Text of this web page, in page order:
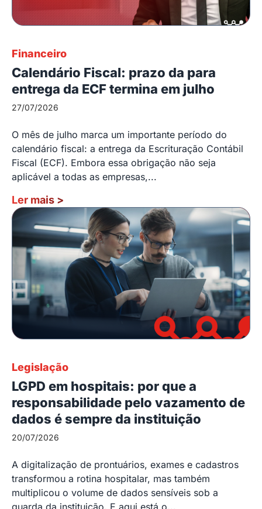
Financeiro
Calendário Fiscal: prazo da para
entrega da ECF termina em julho
27/07/2026
O mês de julho marca um importante período do
calendário fiscal: a entrega da Escrituração Contábil
Fiscal (ECF). Embora essa obrigação não seja
aplicável a todas as empresas,...
Ler mais >
Legislação
LGPD em hospitais: por que a
responsabilidade pelo vazamento de
dados é sempre da instituição
20/07/2026
A digitalização de prontuários, exames e cadastros
transformou a rotina hospitalar, mas também
multiplicou o volume de dados sensíveis sob a
guarda da instituição. E aqui está o...